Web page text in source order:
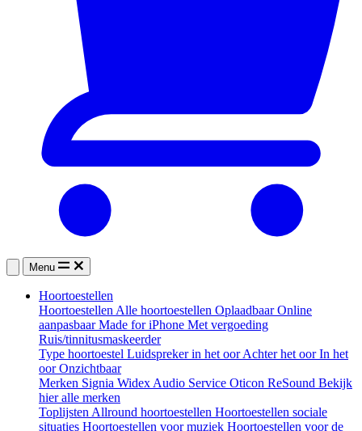
Menu
Hoortoestellen
Hoortoestellen Alle hoortoestellen OplaadbaarOnline
aanpasbaarMade for iPhone Met vergoeding
Ruis/tinnitusmaskeerder
Type hoortoestel Luidspreker in het oorAchter het oorIn het
oorOnzichtbaar
Merken Signia Widex Audio Service Oticon ReSound Bekijk
hier alle merken
Toplijsten Allround hoortoestellen Hoortoestellen sociale
situaties Hoortoestellen voor muziek Hoortoestellen voor de